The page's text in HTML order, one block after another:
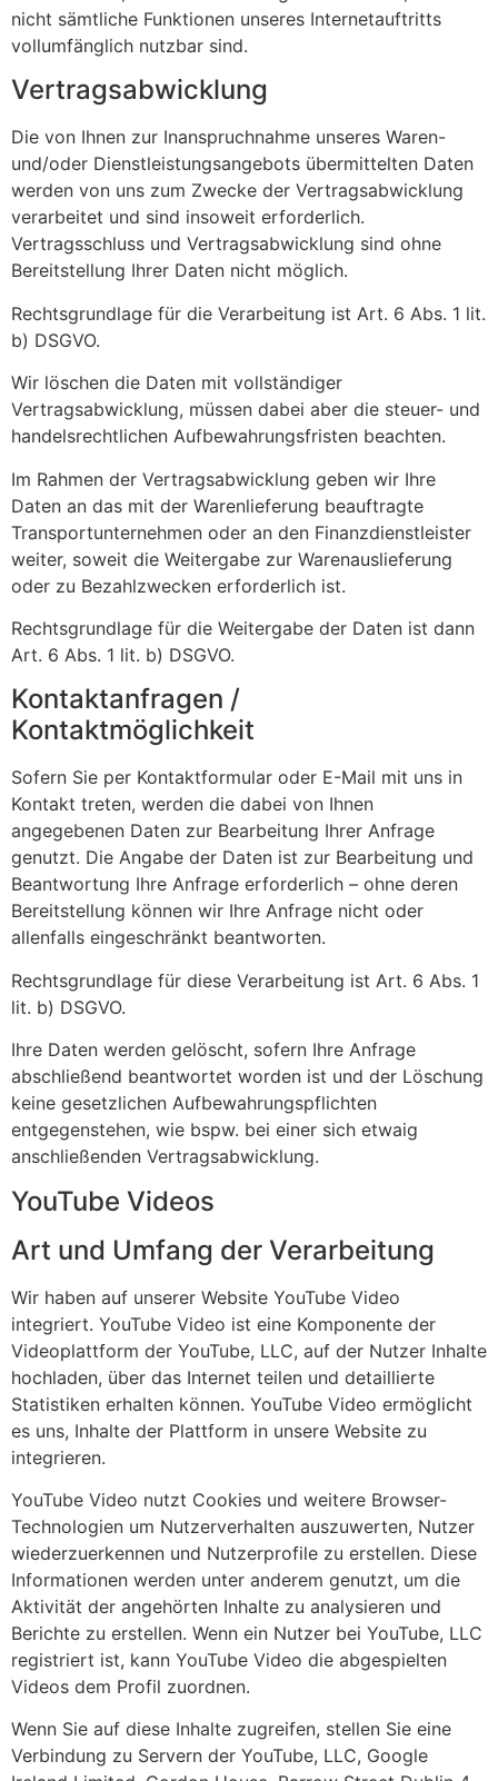
nicht sämtliche Funktionen unseres Internetauftritts
vollumfänglich nutzbar sind.
Vertragsabwicklung
Die von Ihnen zur Inanspruchnahme unseres Waren-
und/oder Dienstleistungsangebots übermittelten Daten
werden von uns zum Zwecke der Vertragsabwicklung
verarbeitet und sind insoweit erforderlich.
Vertragsschluss und Vertragsabwicklung sind ohne
Bereitstellung Ihrer Daten nicht möglich.
Rechtsgrundlage für die Verarbeitung ist Art. 6 Abs. 1 lit.
b) DSGVO.
Wir löschen die Daten mit vollständiger
Vertragsabwicklung, müssen dabei aber die steuer- und
handelsrechtlichen Aufbewahrungsfristen beachten.
Im Rahmen der Vertragsabwicklung geben wir Ihre
Daten an das mit der Warenlieferung beauftragte
Transportunternehmen oder an den Finanzdienstleister
weiter, soweit die Weitergabe zur Warenauslieferung
oder zu Bezahlzwecken erforderlich ist.
Rechtsgrundlage für die Weitergabe der Daten ist dann
Art. 6 Abs. 1 lit. b) DSGVO.
Kontaktanfragen /
Kontaktmöglichkeit
Sofern Sie per Kontaktformular oder E-Mail mit uns in
Kontakt treten, werden die dabei von Ihnen
angegebenen Daten zur Bearbeitung Ihrer Anfrage
genutzt. Die Angabe der Daten ist zur Bearbeitung und
Beantwortung Ihre Anfrage erforderlich – ohne deren
Bereitstellung können wir Ihre Anfrage nicht oder
allenfalls eingeschränkt beantworten.
Rechtsgrundlage für diese Verarbeitung ist Art. 6 Abs. 1
lit. b) DSGVO.
Ihre Daten werden gelöscht, sofern Ihre Anfrage
abschließend beantwortet worden ist und der Löschung
keine gesetzlichen Aufbewahrungspflichten
entgegenstehen, wie bspw. bei einer sich etwaig
anschließenden Vertragsabwicklung.
YouTube Videos
Art und Umfang der Verarbeitung
Wir haben auf unserer Website YouTube Video
integriert. YouTube Video ist eine Komponente der
Videoplattform der YouTube, LLC, auf der Nutzer Inhalte
hochladen, über das Internet teilen und detaillierte
Statistiken erhalten können. YouTube Video ermöglicht
es uns, Inhalte der Plattform in unsere Website zu
integrieren.
YouTube Video nutzt Cookies und weitere Browser-
Technologien um Nutzerverhalten auszuwerten, Nutzer
wiederzuerkennen und Nutzerprofile zu erstellen. Diese
Informationen werden unter anderem genutzt, um die
Aktivität der angehörten Inhalte zu analysieren und
Berichte zu erstellen. Wenn ein Nutzer bei YouTube, LLC
registriert ist, kann YouTube Video die abgespielten
Videos dem Profil zuordnen.
Wenn Sie auf diese Inhalte zugreifen, stellen Sie eine
Verbindung zu Servern der YouTube, LLC, Google